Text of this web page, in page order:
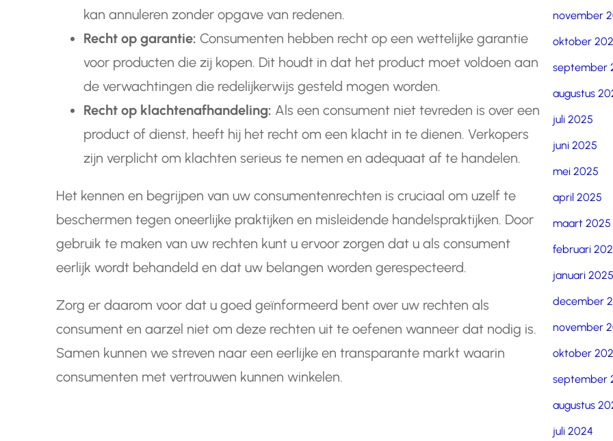
kan annuleren zonder opgave van redenen.
Recht op garantie: Consumenten hebben recht op een wettelijke garantie
voor producten die zij kopen. Dit houdt in dat het product moet voldoen aan
de verwachtingen die redelijkerwijs gesteld mogen worden.
Recht op klachtenafhandeling: Als een consument niet tevreden is over een
product of dienst, heeft hij het recht om een klacht in te dienen. Verkopers
zijn verplicht om klachten serieus te nemen en adequaat af te handelen.
Het kennen en begrijpen van uw consumentenrechten is cruciaal om uzelf te
beschermen tegen oneerlijke praktijken en misleidende handelspraktijken. Door
gebruik te maken van uw rechten kunt u ervoor zorgen dat u als consument
eerlijk wordt behandeld en dat uw belangen worden gerespecteerd.
Zorg er daarom voor dat u goed geïnformeerd bent over uw rechten als
consument en aarzel niet om deze rechten uit te oefenen wanneer dat nodig is.
Samen kunnen we streven naar een eerlijke en transparante markt waarin
consumenten met vertrouwen kunnen winkelen.
november
oktober
september
augustus
juli 2025
juni 2025
mei 2025
april 2025
maart 2025
februari
januari 2025
december
november
oktober
september
augustus
juli 2024